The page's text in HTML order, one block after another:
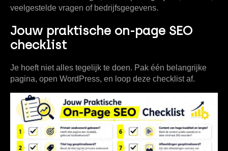
veelgestelde vragen of bedrijfsgegevens.
Jouw praktische on-page SEO
checklist
Je hoeft niet alles tegelijk te doen. Pak één belangrijke
pagina, open WordPress, en loop deze checklist af.